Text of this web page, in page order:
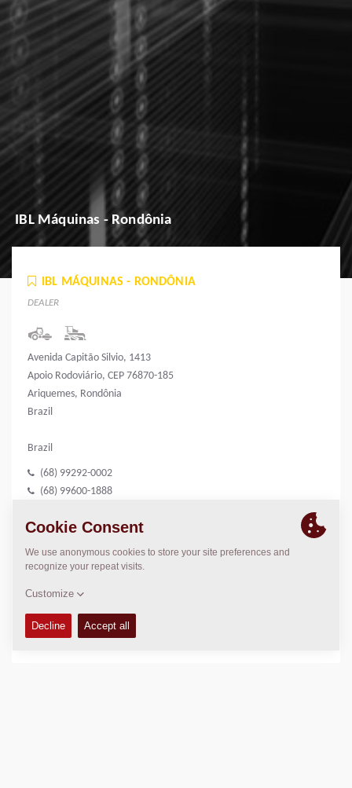
IBL Máquinas - Rondônia
IBL MÁQUINAS - RONDÔNIA
DEALER
Avenida Capitão Silvio, 1413
Apoio Rodoviário, CEP 76870-185
Ariquemes, Rondônia
Brazil
Brazil
(68) 99292-0002
(68) 99600-1888
LOCATION
>Directions